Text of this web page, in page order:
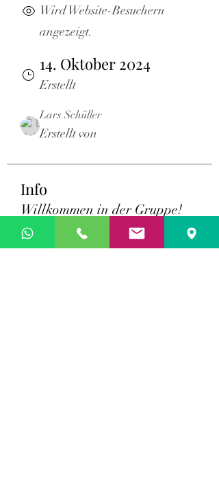
Wird Website-Besuchern
angezeigt.
14. Oktober 2024
Erstellt
Lars Schüller
Erstellt von
Info
Willkommen in der Gruppe!
Hier können sich Mitglieder
austauschen, Updates erhalten